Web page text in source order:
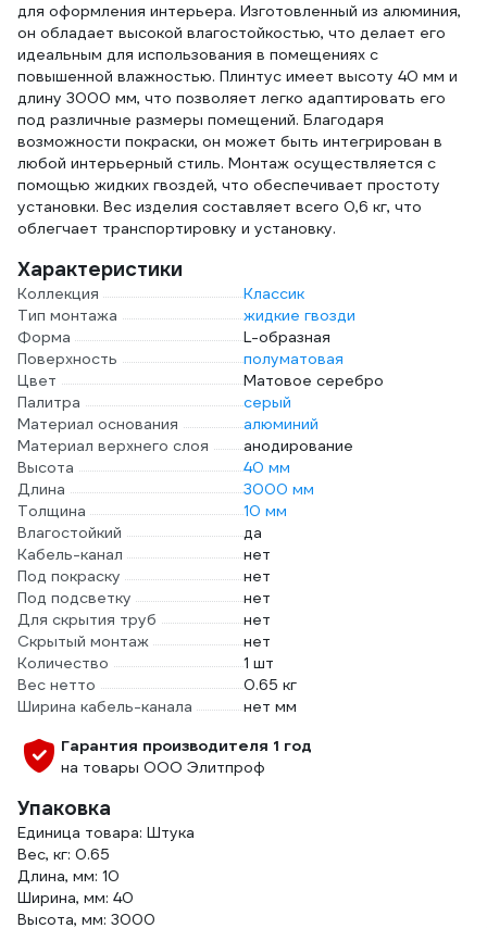
для оформления интерьера. Изготовленный из алюминия,
он обладает высокой влагостойкостью, что делает его
идеальным для использования в помещениях с
повышенной влажностью. Плинтус имеет высоту 40 мм и
длину 3000 мм, что позволяет легко адаптировать его
под различные размеры помещений. Благодаря
возможности покраски, он может быть интегрирован в
любой интерьерный стиль. Монтаж осуществляется с
помощью жидких гвоздей, что обеспечивает простоту
установки. Вес изделия составляет всего 0,6 кг, что
облегчает транспортировку и установку.
Характеристики
Коллекция
Классик
Тип монтажа
жидкие гвозди
Форма
L-образная
Поверхность
полуматовая
Цвет
Матовое серебро
Палитра
серый
Материал основания
алюминий
Материал верхнего слоя
анодирование
Высота
40 мм
Длина
3000 мм
Толщина
10 мм
Влагостойкий
да
Кабель-канал
нет
Под покраску
нет
Под подсветку
нет
Для скрытия труб
нет
Скрытый монтаж
нет
Количество
1 шт
Вес нетто
0.65 кг
Ширина кабель-канала
нет мм
Гарантия производителя 1 год
на товары ООО Элитпроф
Упаковка
Единица товара: Штука
Вес, кг: 0.65
Длина, мм: 10
Ширина, мм: 40
Высота, мм: 3000